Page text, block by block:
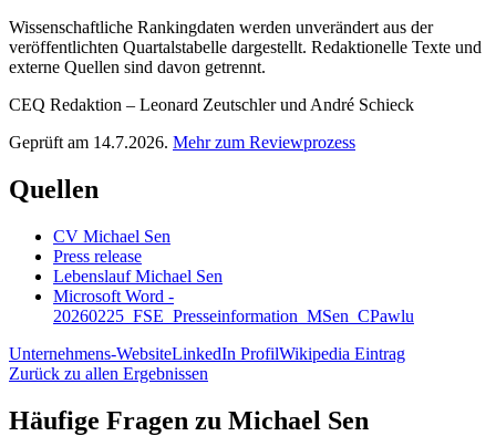
Wissenschaftliche Rankingdaten werden unverändert aus der
veröffentlichten Quartalstabelle dargestellt. Redaktionelle Texte und
externe Quellen sind davon getrennt.
CEQ Redaktion – Leonard Zeutschler und André Schieck
Geprüft am 14.7.2026. Mehr zum Reviewprozess
Quellen
CV Michael Sen
Press release
Lebenslauf Michael Sen
Microsoft Word -
20260225_FSE_Presseinformation_MSen_CPawlu
Unternehmens-WebsiteLinkedIn ProfilWikipedia Eintrag
Zurück zu allen Ergebnissen
Häufige Fragen zu Michael Sen